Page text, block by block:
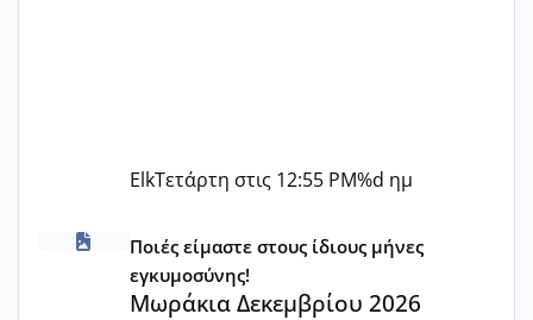
ElkΤετάρτη στις 12:55 PM%d ημ
Μωράκια Δεκεμβρίου 2026
Ποιές είμαστε στους ίδιους μήνες
εγκυμοσύνης!
Μωράκια Δεκεμβρίου 2026